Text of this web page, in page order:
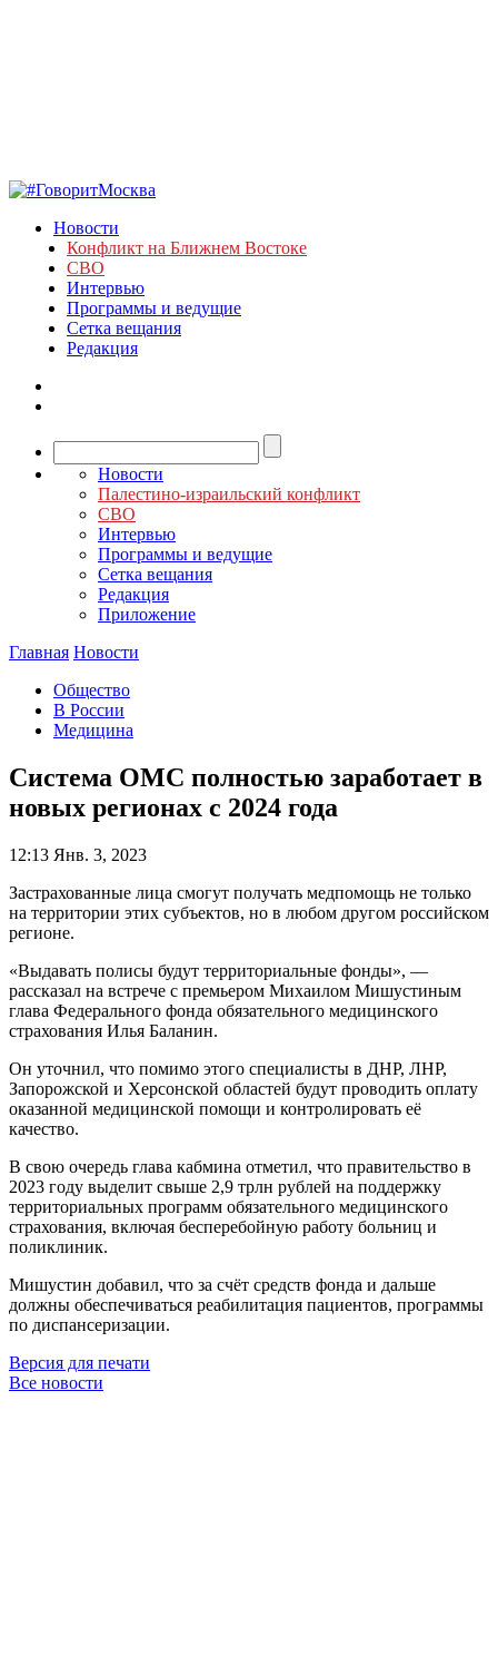
Новости
Конфликт на Ближнем Востоке
СВО
Интервью
Программы и ведущие
Сетка вещания
Редакция
Новости
Палестино-израильский конфликт
СВО
Интервью
Программы и ведущие
Сетка вещания
Редакция
Приложение
Главная Новости
Общество
В России
Медицина
Система ОМС полностью заработает в
новых регионах с 2024 года
12:13 Янв. 3, 2023
Застрахованные лица смогут получать медпомощь не только
на территории этих субъектов, но в любом другом российском
регионе.
«Выдавать полисы будут территориальные фонды», —
рассказал на встрече с премьером Михаилом Мишустиным
глава Федерального фонда обязательного медицинского
страхования Илья Баланин.
Он уточнил, что помимо этого специалисты в ДНР, ЛНР,
Запорожской и Херсонской областей будут проводить оплату
оказанной медицинской помощи и контролировать её
качество.
В свою очередь глава кабмина отметил, что правительство в
2023 году выделит свыше 2,9 трлн рублей на поддержку
территориальных программ обязательного медицинского
страхования, включая бесперебойную работу больниц и
поликлиник.
Мишустин добавил, что за счёт средств фонда и дальше
должны обеспечиваться реабилитация пациентов, программы
по диспансеризации.
Версия для печати
Все новости